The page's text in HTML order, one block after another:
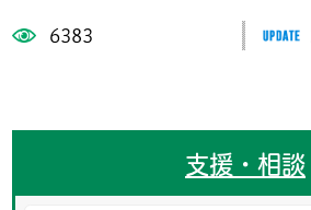
6383
支援・相談